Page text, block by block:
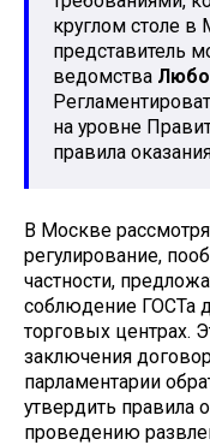
круглом столе в
представитель
ведомства
на уровне
правила
В Москве
регулирование,
частности,
соблюдение ГОСТа
торговых центрах.
заключения
парламентарии
утвердить правила
проведению